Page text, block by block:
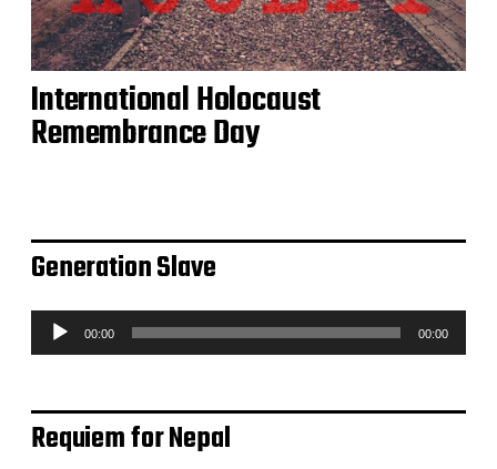
International Holocaust
Remembrance Day
Generation Slave
u
o
-
00:00 00:00
Requiem for Nepal